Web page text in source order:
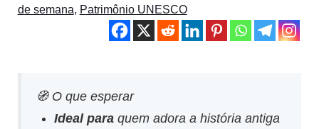
de semana, Patrimônio UNESCO
🧭 O que esperar
Ideal para quem adora a história antiga